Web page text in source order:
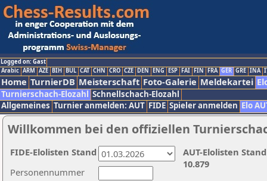
Logged on: Gast
Arabic ARM AZE BIH BUL CAT CHN CRO CZE DEN ENG ESP FAI FIN FRA GER GRE INA
Home TurnierDB Meisterschaft Foto-Galerie Meldekartei
Turnierschach-Elozahl Schnellschach-Elozahl
Allgemeines Turnier anmelden: AUT FIDE Spieler anmelden Elo
Willkommen bei den offiziellen
Personennummer
AUT-Elolisten
10.879
FIDE-Elolisten Stand